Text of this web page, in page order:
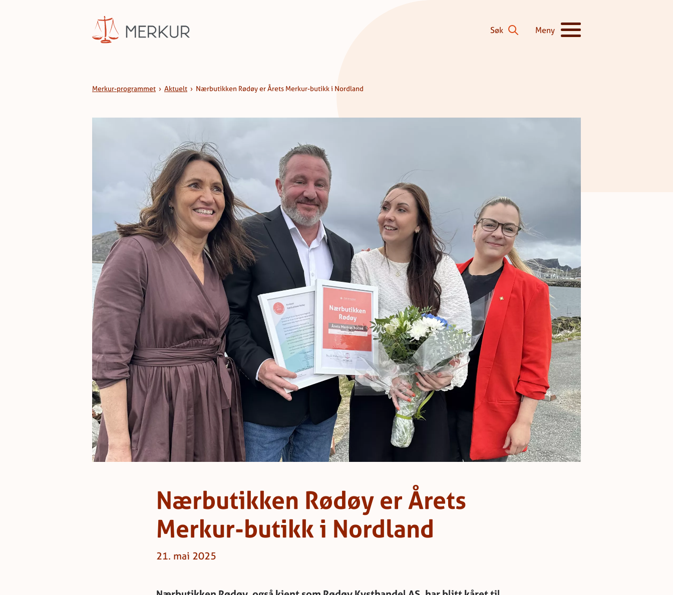
Søk Meny
Vis/skjul hovedmeny
Merkur-programmet › Aktuelt › Nærbutikken Rødøy er Årets Merkur-butikk i Nordland
Nærbutikken Rødøy er Årets
Merkur-butikk i Nordland
21. mai 2025